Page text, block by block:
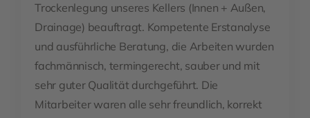
Trockenlegung unseres Kellers (Innen + Außen,
Drainage) beauftragt. Kompetente Erstanalyse
und ausführliche Beratung, die Arbeiten wurden
fachmännisch, termingerecht, sauber und mit
sehr guter Qualität durchgeführt. Die
Mitarbeiter waren alle sehr freundlich, korrekt